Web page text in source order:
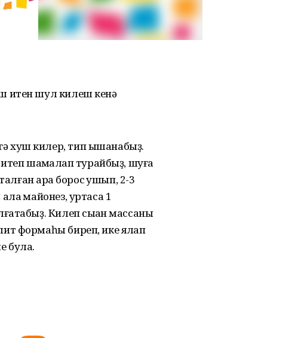
итен шул килеш кенә
хуш килер, тип ышанабыҙ.
шаҡмаҡлап турайбыҙ, шуға
ҡара борос ҡушып, 2-3
майонез, уртаса 1
Килеп сыҡҡан массаны
формаһы биреп, ике яҡлап
була.